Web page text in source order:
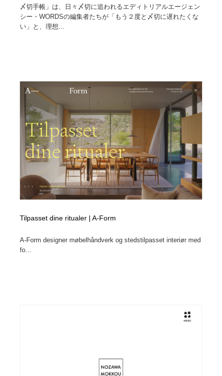
〆切手帳」は、日々〆切に追われるエディトリアルエージェン
シー・WORDSの編集者たちが「もう２度と〆切に遅れたくな
い」と、理想...
Tilpasset dine ritualer | A-Form
A-Form designer møbelhåndverk og stedstilpasset interiør med
fo...